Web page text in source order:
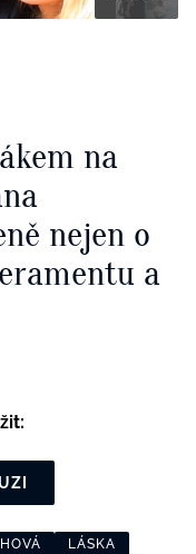
na
nejen o
a
LÁSKA